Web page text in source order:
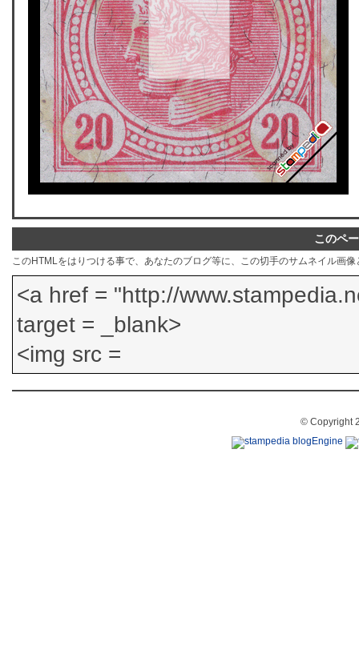
このペ
このHTMLをはりつける事で、あなたのブログ等に、この切手のサムネイル画
© Copyright